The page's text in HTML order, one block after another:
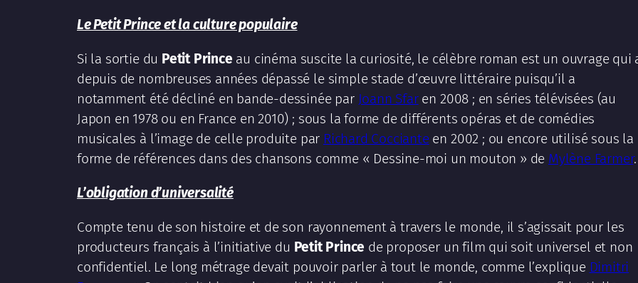
Le Petit Prince et la culture populaire
Si la sortie du Petit Prince au cinéma suscite la curiosité, le célèbre roman est un ouvrage qui
depuis de nombreuses années dépassé le simple stade d’œuvre littéraire puisqu’il a
notamment été décliné en bande-dessinée par Joann Sfaren 2008 ; en séries télévisées (au
Japon en 1978 ou en France en 2010) ; sous la forme de différents opéras et de comédies
musicales à l’image de celle produite par Richard Coccianteen 2002 ; ou encore utilisé sous la
forme de références dans des chansons comme « Dessine-moi un mouton » de Mylène Farmer.
L’obligation d’universalité
Compte tenu de son histoire et de son rayonnement à travers le monde, il s’agissait pour les
producteurs français à l’initiative du Petit Prince de proposer un film qui soit universel et non
confidentiel. Le long métrage devait pouvoir parler à tout le monde, comme l’explique Dimitri